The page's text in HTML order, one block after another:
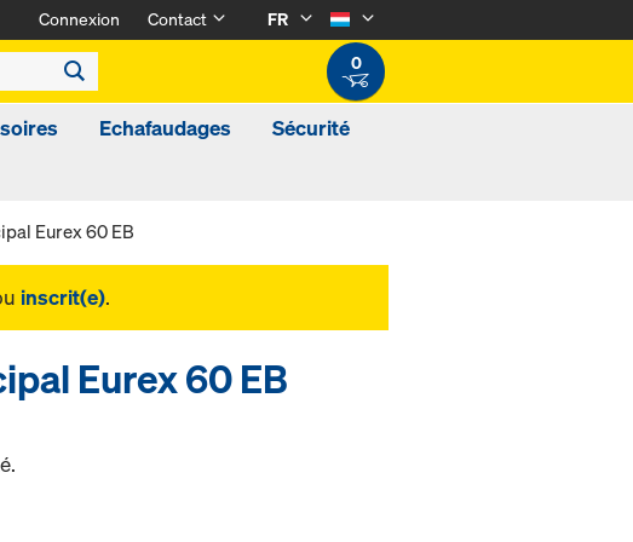
Connexion Contact
FR
0
Echafaudages
Sécurité
Eurex 60 EB
inscrit(e).
Eurex 60 EB